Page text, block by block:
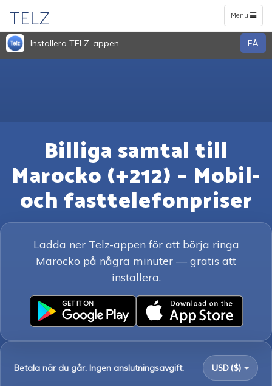
Toggle
navigation
Menu
TELZ
Installera TELZ-appen FÅ
Billiga samtal till
Marocko (+212) – Mobil-
och fasttelefonpriser
Ladda ner Telz-appen för att börja ringa
Marocko på några minuter — gratis att
installera.
Betala när du går. Ingen anslutningsavgift. USD ($)